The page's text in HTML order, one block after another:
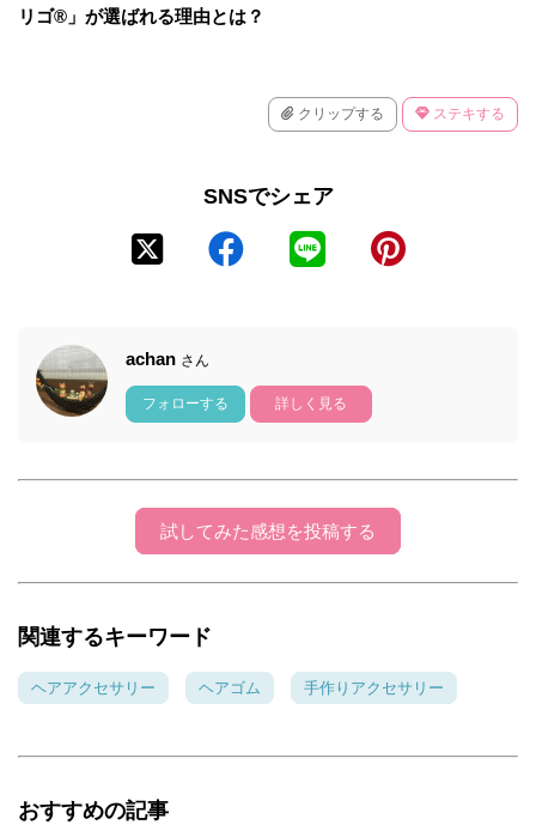
リゴ®」が選ばれる理由とは？
クリップする ステキする
SNSでシェア
achan さん
フォローする 詳しく見る
試してみた感想を投稿する
関連するキーワード
ヘアアクセサリー ヘアゴム 手作りアクセサリー
おすすめの記事